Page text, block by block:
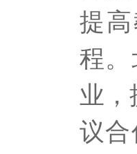
提
程
业，
议